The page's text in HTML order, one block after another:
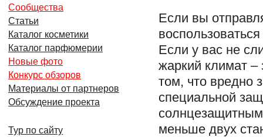
Если вы
Если у вас не
жаркий климат –
том, что вредно
специальной
меньше двух
Сообщества
Статьи
Каталог косметики
Каталог парфюмерии
Новые фото
Конкурс обзоров
Материалы от партнеров
Обсуждение проекта
Тур по сайту